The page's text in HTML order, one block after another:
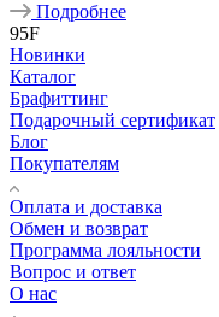
Подробнее
95F
Новинки
Каталог
Брафиттинг
Подарочный сертификат
Блог
Покупателям
Оплата и доставка
Обмен и возврат
Программа лояльности
Вопрос и ответ
О нас